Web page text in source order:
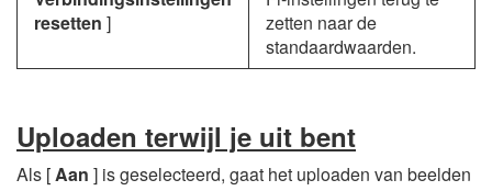
resetten ]
zetten naar de
standaardwaarden.
Uploaden terwijl je uit bent
Als [Aan ] is geselecteerd, gaat het uploaden van beelden